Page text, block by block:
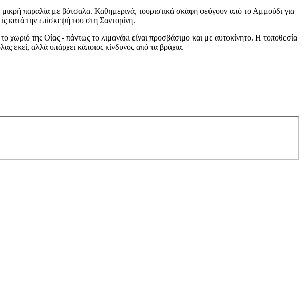
μικρή παραλία με βότσαλα. Καθημερινά, τουριστικά σκάφη φεύγουν από το Αμμούδι για
κατά την επίσκεψή του στη Σαντορίνη.
της Οίας - πάντως το λιμανάκι είναι προσβάσιμο και με αυτοκίνητο. Η τοποθεσία
εκεί, αλλά υπάρχει κάποιος κίνδυνος από τα βράχια.